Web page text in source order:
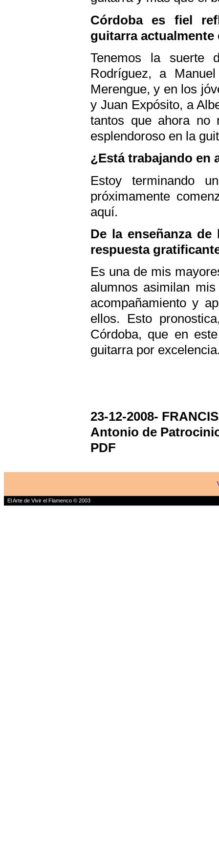
Córdoba es fiel
guitarra actualmente
Tenemos la suerte
Rodríguez, a
Merengue, y en los
y Juan Expósito, a
tantos que ahora no
esplendoroso en la
¿Está trabajando en
Estoy terminando
próximamente
aquí.
De la enseñanza
respuesta
Es una de mis
alumnos asimilan
acompañamiento y
ellos. Esto
Córdoba, que en
guitarra por
23-12-2008-
Antonio de
PDF
El Arte de Vivir el Flamenco © 2003